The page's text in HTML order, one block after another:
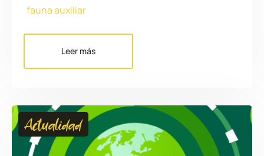
fauna auxiliar
Leer más
Actualidad